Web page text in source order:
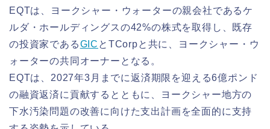
EQTは、ヨークシャー・ウォーターの親会社であるケ
ルダ・ホールディングスの42%の株式を取得し、既存
の投資家であるGIC とTCorpと共に、ヨークシャー・ウ
ォーターの共同オーナーとなる。
EQTは、2027年3月までに返済期限を迎える6億ポンド
の融資返済に貢献するとともに、ヨークシャー地方の
下水汚染問題の改善に向けた支出計画を全面的に支持